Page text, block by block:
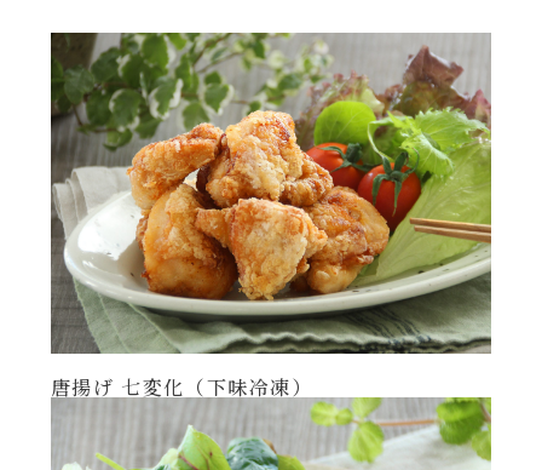
年末年始
その他
唐揚げ 七変化（下味冷凍）